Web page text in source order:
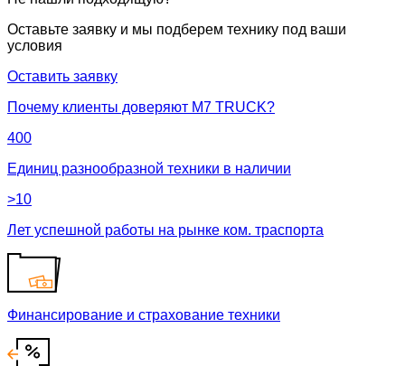
Оставьте заявку и мы подберем технику под ваши
условия
Оставить заявку
Почему клиенты доверяют М7 TRUCK?
400
Единиц разнообразной техники в наличии
>10
Лет успешной работы на рынке ком. траспорта
Финансирование и страхование техники